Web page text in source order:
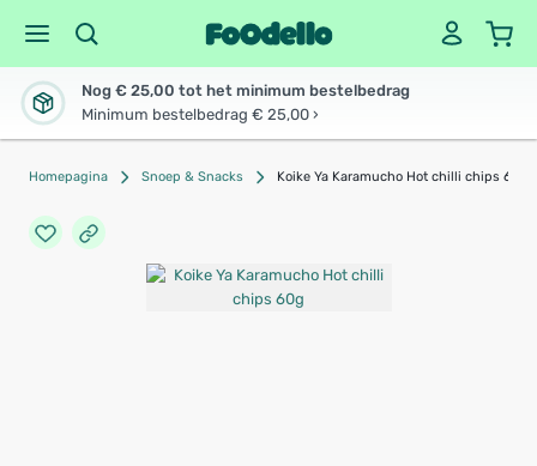
Nog € 25,00 tot het minimum bestelbedrag
Minimum bestelbedrag € 25,00 ›
Homepagina Snoep & Snacks Koike Ya Karamucho Hot chilli chips 60g